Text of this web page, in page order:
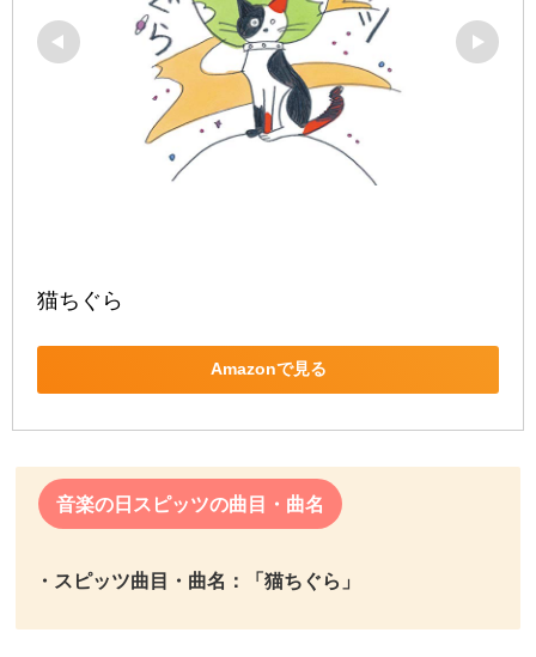
猫ちぐら
Amazonで見る
音楽の日スピッツの曲目・曲名
・スピッツ曲目・曲名：「猫ちぐら」